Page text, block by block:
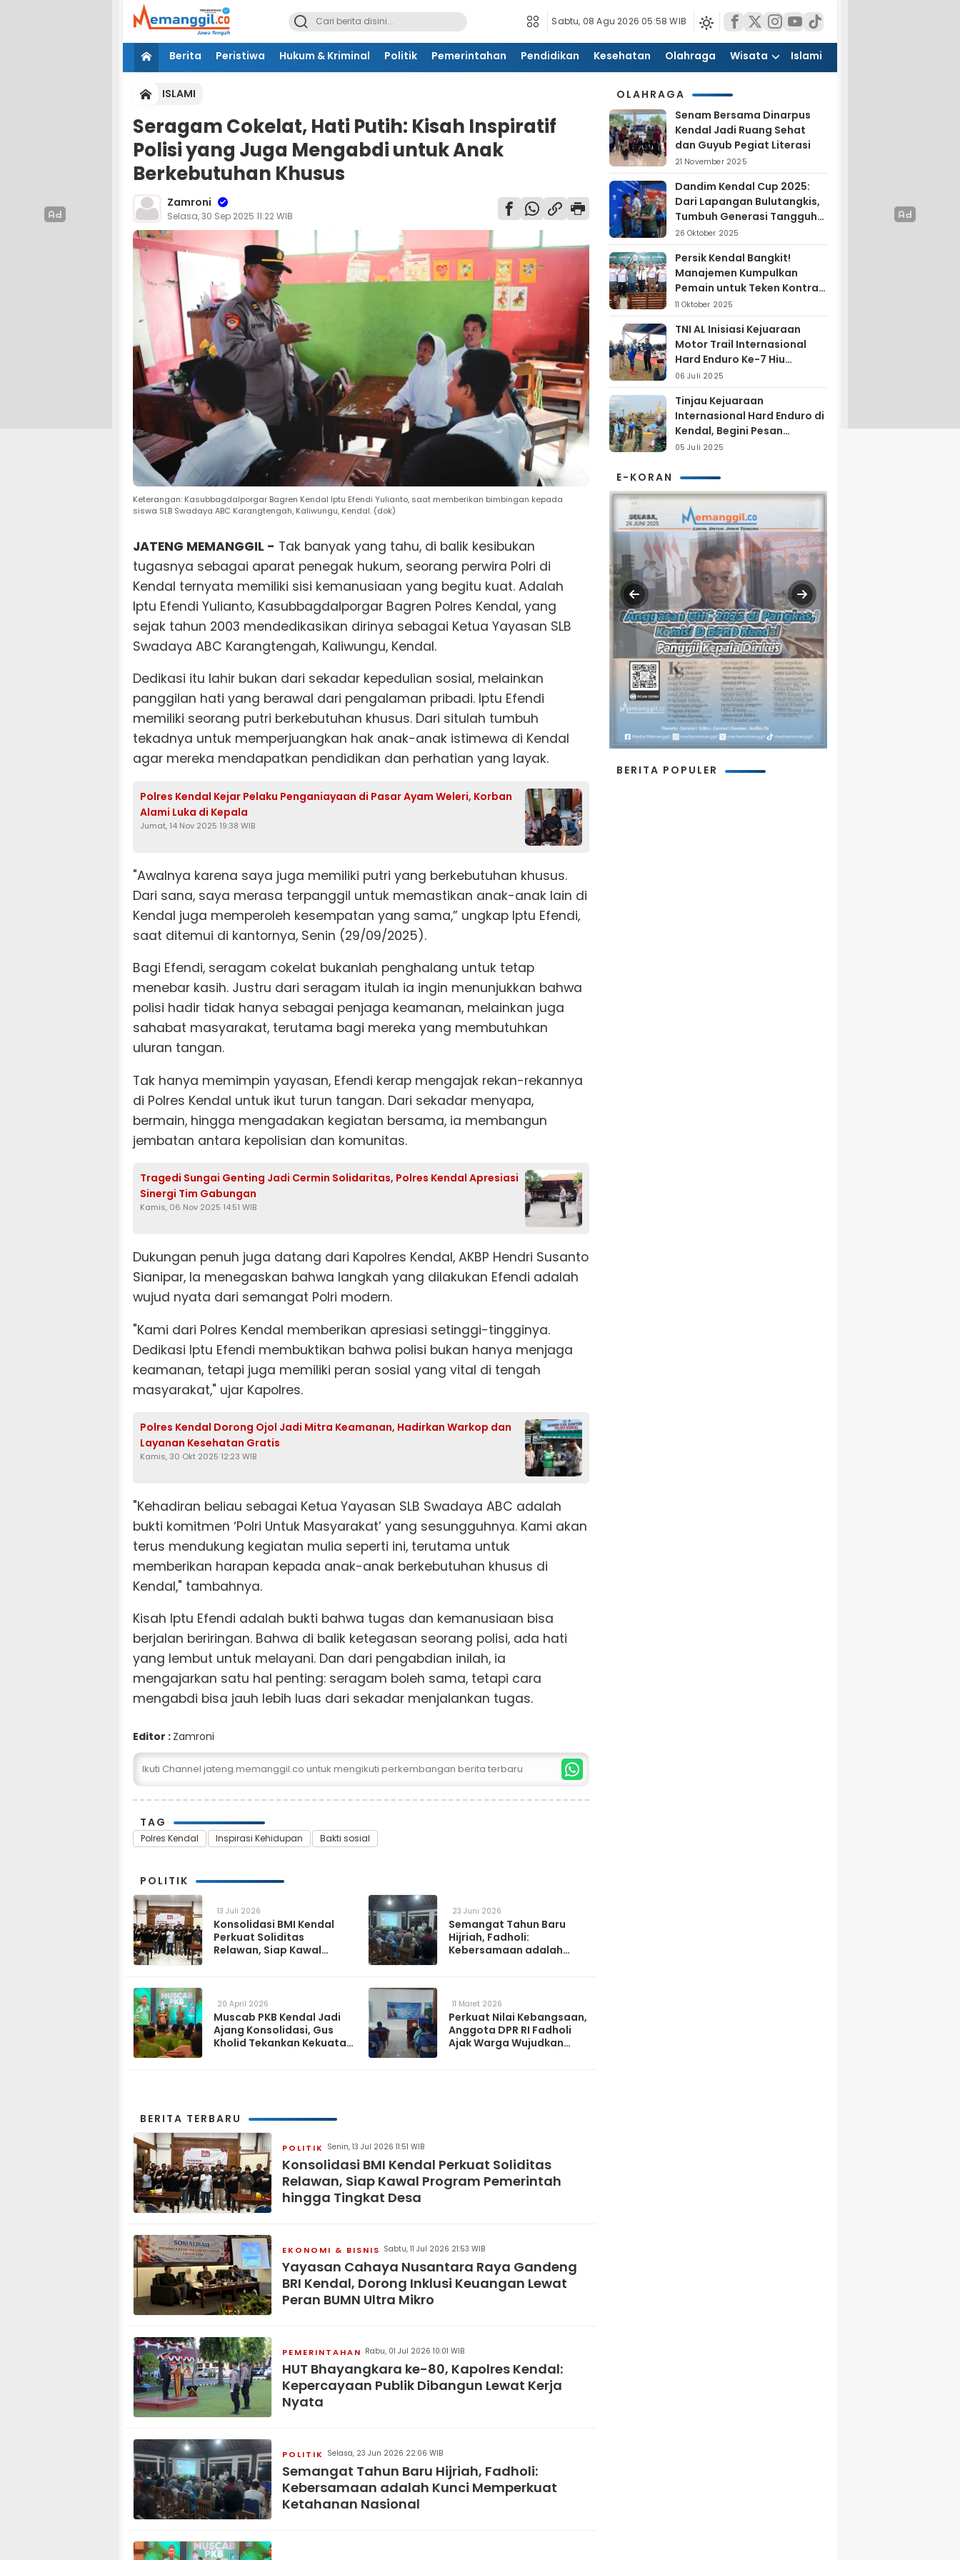
Sabtu, 08 Agu 2026 05:58 WIB
Berita Peristiwa Hukum & Kriminal Politik Pemerintahan Pendidikan Kesehatan Olahraga Wisata Islami
ISLAMI
Seragam Cokelat, Hati Putih: Kisah Inspiratif
Polisi yang Juga Mengabdi untuk Anak
Berkebutuhan Khusus
Zamroni
Selasa, 30 Sep 2025 11:22 WIB
Keterangan: Kasubbagdalporgar Bagren Kendal Iptu Efendi Yulianto, saat memberikan bimbingan kepada
siswa SLB Swadaya ABC Karangtengah, Kaliwungu, Kendal. (dok)
JATENG MEMANGGIL - Tak banyak yang tahu, di balik kesibukan
tugasnya sebagai aparat penegak hukum, seorang perwira Polri di
Kendal ternyata memiliki sisi kemanusiaan yang begitu kuat. Adalah
Iptu Efendi Yulianto, Kasubbagdalporgar Bagren Polres Kendal, yang
sejak tahun 2003 mendedikasikan dirinya sebagai Ketua Yayasan SLB
Swadaya ABC Karangtengah, Kaliwungu, Kendal.
Dedikasi itu lahir bukan dari sekadar kepedulian sosial, melainkan
panggilan hati yang berawal dari pengalaman pribadi. Iptu Efendi
memiliki seorang putri berkebutuhan khusus. Dari situlah tumbuh
tekadnya untuk memperjuangkan hak anak-anak istimewa di Kendal
agar mereka mendapatkan pendidikan dan perhatian yang layak.
Polres Kendal Kejar Pelaku Penganiayaan di Pasar Ayam Weleri, Korban
Alami Luka di Kepala
Jumat, 14 Nov 2025 19:38 WIB
"Awalnya karena saya juga memiliki putri yang berkebutuhan khusus.
Dari sana, saya merasa terpanggil untuk memastikan anak-anak lain di
Kendal juga memperoleh kesempatan yang sama,” ungkap Iptu Efendi,
saat ditemui di kantornya, Senin (29/09/2025).
Bagi Efendi, seragam cokelat bukanlah penghalang untuk tetap
menebar kasih. Justru dari seragam itulah ia ingin menunjukkan bahwa
polisi hadir tidak hanya sebagai penjaga keamanan, melainkan juga
sahabat masyarakat, terutama bagi mereka yang membutuhkan
uluran tangan.
Tak hanya memimpin yayasan, Efendi kerap mengajak rekan-rekannya
di Polres Kendal untuk ikut turun tangan. Dari sekadar menyapa,
bermain, hingga mengadakan kegiatan bersama, ia membangun
jembatan antara kepolisian dan komunitas.
Tragedi Sungai Genting Jadi Cermin Solidaritas, Polres Kendal Apresiasi
Sinergi Tim Gabungan
Kamis, 06 Nov 2025 14:51 WIB
Dukungan penuh juga datang dari Kapolres Kendal, AKBP Hendri Susanto
Sianipar, Ia menegaskan bahwa langkah yang dilakukan Efendi adalah
wujud nyata dari semangat Polri modern.
"Kami dari Polres Kendal memberikan apresiasi setinggi-tingginya.
Dedikasi Iptu Efendi membuktikan bahwa polisi bukan hanya menjaga
keamanan, tetapi juga memiliki peran sosial yang vital di tengah
masyarakat," ujar Kapolres.
Polres Kendal Dorong Ojol Jadi Mitra Keamanan, Hadirkan Warkop dan
Layanan Kesehatan Gratis
Kamis, 30 Okt 2025 12:23 WIB
"Kehadiran beliau sebagai Ketua Yayasan SLB Swadaya ABC adalah
bukti komitmen ‘Polri Untuk Masyarakat’ yang sesungguhnya. Kami akan
terus mendukung kegiatan mulia seperti ini, terutama untuk
memberikan harapan kepada anak-anak berkebutuhan khusus di
Kendal," tambahnya.
Kisah Iptu Efendi adalah bukti bahwa tugas dan kemanusiaan bisa
berjalan beriringan. Bahwa di balik ketegasan seorang polisi, ada hati
yang lembut untuk melayani. Dan dari pengabdian inilah, ia
mengajarkan satu hal penting: seragam boleh sama, tetapi cara
mengabdi bisa jauh lebih luas dari sekadar menjalankan tugas.
Editor : Zamroni
Ikuti Channel jateng.memanggil.co untuk mengikuti perkembangan berita terbaru
TAG
Polres Kendal Inspirasi Kehidupan Bakti sosial
POLITIK
13 Juli 2026
Konsolidasi BMI Kendal
Perkuat Soliditas
Relawan, Siap Kawal
23 Juni 2026
Semangat Tahun Baru
Hijriah, Fadholi:
Kebersamaan adalah
20 April 2026
Muscab PKB Kendal Jadi
Ajang Konsolidasi, Gus
Kholid Tekankan Kekuatan
11 Maret 2026
Perkuat Nilai Kebangsaan,
Anggota DPR RI Fadholi
Ajak Warga Wujudkan
BERITA TERBARU
POLITIK Senin, 13 Jul 2026 11:51 WIB
Konsolidasi BMI Kendal Perkuat Soliditas
Relawan, Siap Kawal Program Pemerintah
hingga Tingkat Desa
EKONOMI & BISNIS Sabtu, 11 Jul 2026 21:53 WIB
Yayasan Cahaya Nusantara Raya Gandeng
BRI Kendal, Dorong Inklusi Keuangan Lewat
Peran BUMN Ultra Mikro
PEMERINTAHAN Rabu, 01 Jul 2026 10:01 WIB
HUT Bhayangkara ke-80, Kapolres Kendal:
Kepercayaan Publik Dibangun Lewat Kerja
Nyata
POLITIK Selasa, 23 Jun 2026 22:06 WIB
Semangat Tahun Baru Hijriah, Fadholi:
Kebersamaan adalah Kunci Memperkuat
Ketahanan Nasional
OLAHRAGA
Senam Bersama Dinarpus
Kendal Jadi Ruang Sehat
dan Guyub Pegiat Literasi
21 November 2025
Dandim Kendal Cup 2025:
Dari Lapangan Bulutangkis,
Tumbuh Generasi Tangguh
dan Nasionalis
26 Oktober 2025
Persik Kendal Bangkit!
Manajemen Kumpulkan
Pemain untuk Teken Kontrak
Jelang Liga 4
11 Oktober 2025
TNI AL Inisiasi Kejuaraan
Motor Trail Internasional
Hard Enduro Ke-7 Hiu
Selatan
06 Juli 2025
Tinjau Kejuaraan
Internasional Hard Enduro di
Kendal, Begini Pesan
Laksamana Pertama TNI AL
05 Juli 2025
E-KORAN
BERITA POPULER